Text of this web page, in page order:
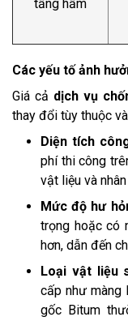
tầng hầm
Các yếu tố ảnh
Giá cả dịch vụ
thay đổi tùy thuộc
Diện tích
phí thi công
vật liệu và
Mức độ hư
trọng hoặc có
hơn, dẫn đến
Loại vật liệu
cấp như màng
gốc Bitum